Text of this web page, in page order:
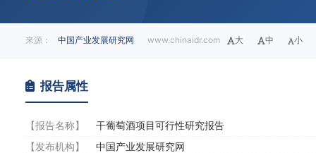
来源： 中国产业发展研究网 www.chinaidr.com 大 中 小
报告属性
【报告名称】
干葡萄酒项目可行性研究报告
【发布机构】
中国产业发展研究网